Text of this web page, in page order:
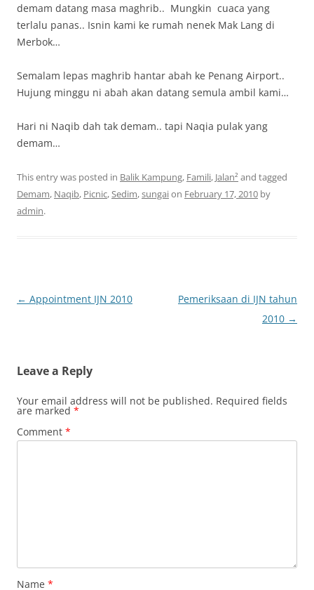
demam datang masa maghrib.. Mungkin cuaca yang
terlalu panas.. Isnin kami ke rumah nenek Mak Lang di
Merbok…
Semalam lepas maghrib hantar abah ke Penang Airport..
Hujung minggu ni abah akan datang semula ambil kami…
Hari ni Naqib dah tak demam.. tapi Naqia pulak yang
demam…
This entry was posted in Balik Kampung, Famili, Jalan² and tagged
Demam, Naqib, Picnic,Sedim,sungaion February 17, 2010 by
admin.
Post
← Appointment IJN 2010
Pemeriksaan di IJN tahun
2010 →
Leave a Reply
Your email address will not be published. Required fields
are marked *
Comment *
Name *